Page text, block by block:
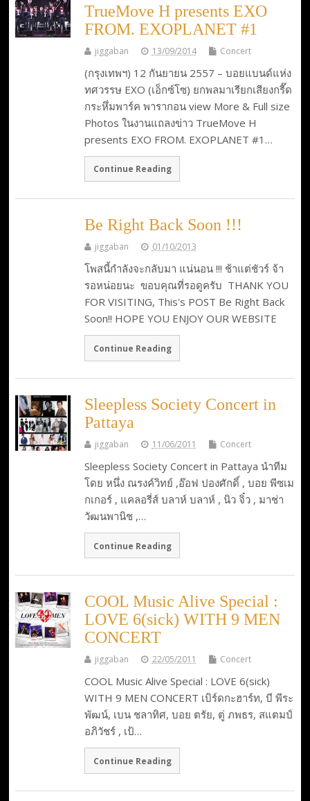
TrueMove H presents EXO
FROM. EXOPLANET #1
jiggaban 13/09/2014 Concert
(กรุงเทพฯ) 12 กันยายน 2557 – บอยแบนด์แห่ง
ทศวรรษ EXO (เอ็กซ์โซ) ยกพลมาเรียกเสียงกรี๊ด
กระหึ่มพาร์ค พารากอน view More & Full size
Photos ในงานแถลงข่าว TrueMove H
presents EXO FROM. EXOPLANET #1…
Continue Reading
Be Right Back Soon !!!
jiggaban 01/10/2013
โพสนี้กำลังจะกลับมา แน่นอน !!! ช้าแต่ชัวร์ จ้า
รอหน่อยนะ ขอบคุณที่รอดูครับ THANK YOU
FOR VISITING, This's POST Be Right Back
Soon!! HOPE YOU ENJOY OUR WEBSITE
Continue Reading
Sleepless Society Concert in
Pattaya
jiggaban 11/06/2011 Concert
Sleepless Society Concert in Pattaya นำทีม
โดย หนึ่ง ณรงค์วิทย์ ,อ๊อฟ ปองศักดิ์ , บอย พีซเม
กเกอร์ , แคลอรี่ส์ บลาห์ บลาห์ , นิว จิ๋ว , มาช่า
วัฒนพานิช ,…
Continue Reading
COOL Music Alive Special :
LOVE 6(sick) WITH 9 MEN
CONCERT
jiggaban 22/05/2011 Concert
COOL Music Alive Special : LOVE 6(sick)
WITH 9 MEN CONCERT เบิร์ดกะฮาร์ท, บี พีระ
พัฒน์, เบน ชลาทิศ, บอย ตรัย, ตู่ ภพธร, สแตมป์
อภิวัชร์ , เป้…
Continue Reading